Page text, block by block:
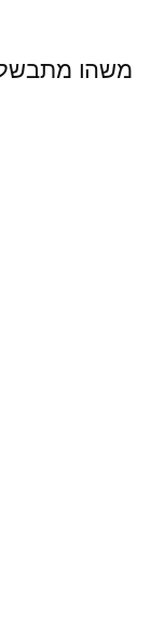
משהו